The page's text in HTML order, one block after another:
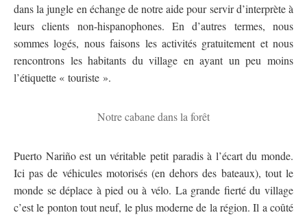
dans la jungle en échange de notre aide pour servir d’interprète à
leurs clients non-hispanophones. En d’autres termes, nous
sommes logés, nous faisons les activités gratuitement et nous
rencontrons les habitants du village en ayant un peu moins
l’étiquette « touriste ».
Notre cabane dans la forêt
Puerto Nariño est un véritable petit paradis à l’écart du monde.
Ici pas de véhicules motorisés (en dehors des bateaux), tout le
monde se déplace à pied ou à vélo. La grande fierté du village
c’est le ponton tout neuf, le plus moderne de la région. Il a coûté